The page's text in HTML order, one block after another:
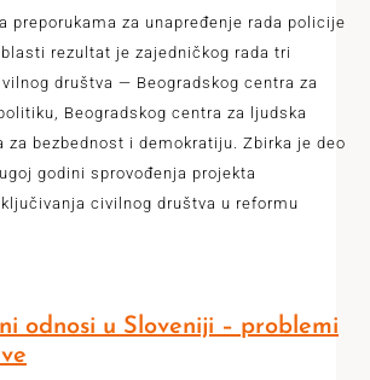
preporukama za unapređenje rada policije
rezultat je zajedničkog rada tri
društva — Beogradskog centra za
Beogradskog centra za ljudska
za bezbednost i demokratiju. Zbirka je deo
godini sprovođenja projekta
civilnog društva u reformu
odnosi u Sloveniji – problemi